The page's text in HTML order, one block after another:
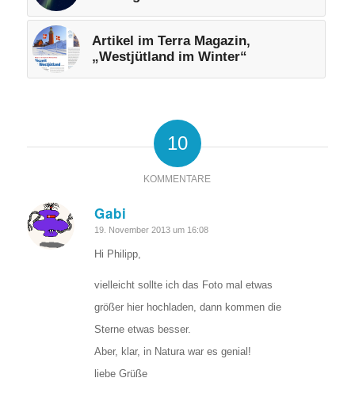
Artikel im Terra Magazin,
„Westjütland im Winter“
10
KOMMENTARE
Gabi
sagte:
19. November 2013 um 16:08
Hi Philipp,
vielleicht sollte ich das Foto mal etwas
größer hier hochladen, dann kommen die
Sterne etwas besser.
Aber, klar, in Natura war es genial!
liebe Grüße